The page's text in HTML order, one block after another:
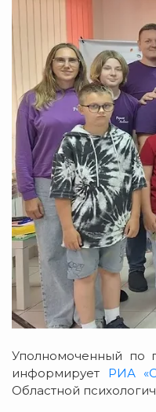
Уполномоченный по
информирует РИА
Областной